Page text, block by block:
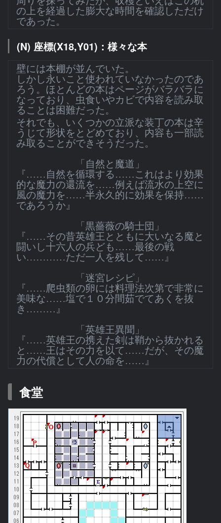
の上を経過した膨大な時間を確認しただけ
であった。
(N) 座標(X18,Y01)：様々な本
壁には本棚が並んでいた。
しかし永いこと使われていなかったのであ
ろう。ほとんどの本はページがバラバラに
なっており、虫食いやカビで内容を読み取
ることは困難だった。
それでも、いくつかの立派な装丁の本は辛
うじて形状をとどめており、内容も一部読
み取ることができそうだった。
「自然と魔道」
『……自然を循環する……これはより効果
的な魔力の還流を……例えば流水の上空に
風の魔力を……半永久的に効果を保持……
であろうか』
「黒薔薇の騎士団」
『……その昔英雄王とともに大いなる魔と
闘いし十六人の兵ども……最後の戦
い…………ただ一人を残して……』
「迷宮レシピ」
『……爬虫類の卵には料理法次第で非常に
美味な……塩で１０分間茹でてあくを抜
き………』
「英雄王異聞」
『……英雄王の携えた剣は鞘から抜かれる
と……王はその力を以て……だが、その魔
力の代償として人の命を……』
食堂